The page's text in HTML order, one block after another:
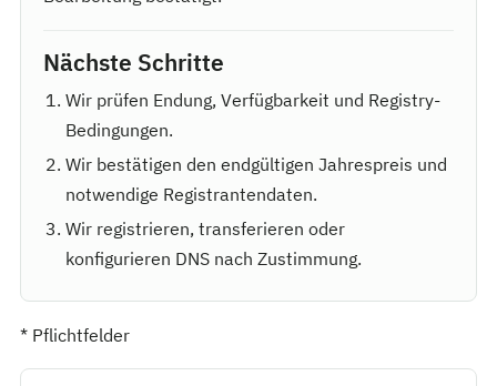
* Pflichtfelder
Nächste Schritte
Wir prüfen Endung, Verfügbarkeit und Registry-
Bedingungen.
Wir bestätigen den endgültigen Jahrespreis und
notwendige Registrantendaten.
Wir registrieren, transferieren oder
konfigurieren DNS nach Zustimmung.